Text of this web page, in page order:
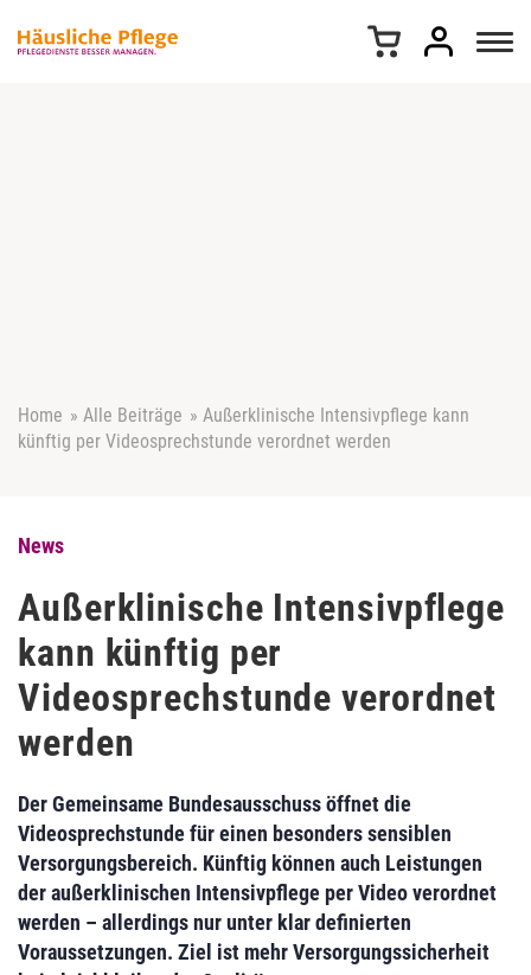
Home » Alle Beiträge » Außerklinische Intensivpflege kann
künftig per Videosprechstunde verordnet werden
News
Außerklinische Intensivpflege
kann künftig per
Videosprechstunde verordnet
werden
Der Gemeinsame Bundesausschuss öffnet die
Videosprechstunde für einen besonders sensiblen
Versorgungsbereich. Künftig können auch Leistungen
der außerklinischen Intensivpflege per Video verordnet
werden – allerdings nur unter klar definierten
Voraussetzungen. Ziel ist mehr Versorgungssicherheit